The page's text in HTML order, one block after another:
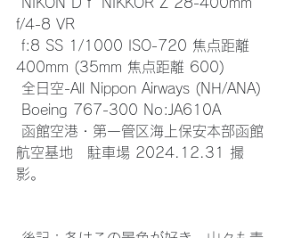
f/4-8 VR
400mm (35mm 焦点距離 600)
全日空-All Nippon Airways (NH/ANA)
Boeing 767-300 No:JA610A
航空基地　駐車場 2024.12.31 撮
影。